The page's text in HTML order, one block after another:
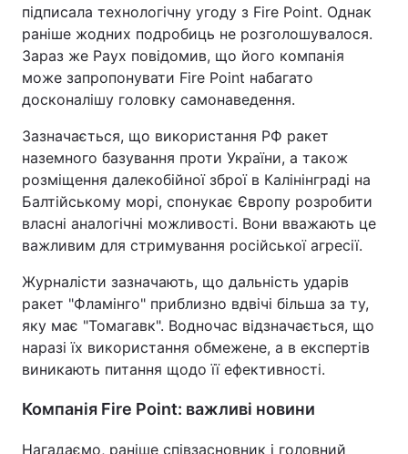
підписала технологічну угоду з Fire Point. Однак
раніше жодних подробиць не розголошувалося.
Зараз же Раух повідомив, що його компанія
може запропонувати Fire Point набагато
досконалішу головку самонаведення.
Зазначається, що використання РФ ракет
наземного базування проти України, а також
розміщення далекобійної зброї в Калінінграді на
Балтійському морі, спонукає Європу розробити
власні аналогічні можливості. Вони вважають це
важливим для стримування російської агресії.
Журналісти зазначають, що дальність ударів
ракет "Фламінго" приблизно вдвічі більша за ту,
яку має "Томагавк". Водночас відзначається, що
наразі їх використання обмежене, а в експертів
виникають питання щодо її ефективності.
Компанія Fire Point: важливі новини
Нагадаємо, раніше співзасновник і головний